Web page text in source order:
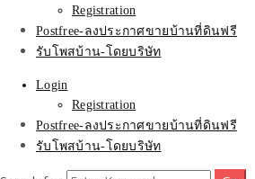
เมืองไทย
Registration
Postfree-ลงประกาศขายบ้านที่ดินฟรี
รับโพสบ้าน-โดยบริษัท
Login
Registration
Postfree-ลงประกาศขายบ้านที่ดินฟรี
รับโพสบ้าน-โดยบริษัท